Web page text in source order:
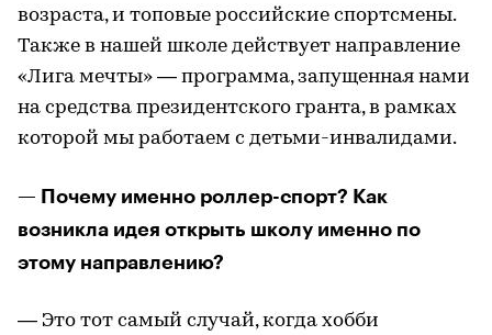
возраста, и топовые российские спортсмены.
Также в нашей школе действует направление
«Лига мечты» — программа, запущенная нами
на средства президентского гранта, в рамках
которой мы работаем с детьми-инвалидами.
— Почему именно роллер-спорт? Как
возникла идея открыть школу именно по
этому направлению?
— Это тот самый случай, когда хобби